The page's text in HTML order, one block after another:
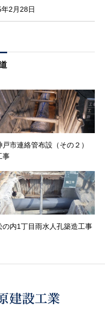
2月28日
戸市連絡管布設（その２）
事
の内1丁目雨水人孔築造工事